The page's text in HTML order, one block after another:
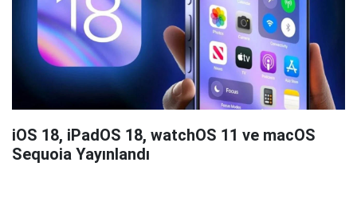
iOS 18, iPadOS 18, watchOS 11 ve macOS
Sequoia Yayınlandı